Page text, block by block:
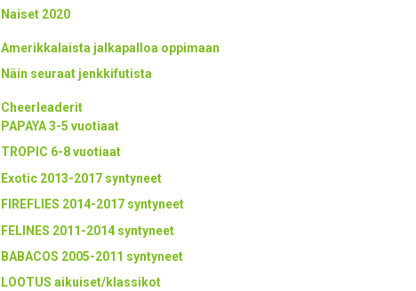
Naiset 2020
Amerikkalaista jalkapalloa oppimaan
Näin seuraat jenkkifutista
Cheerleaderit
PAPAYA 3-5 vuotiaat
TROPIC 6-8 vuotiaat
Exotic 2013-2017 syntyneet
FIREFLIES 2014-2017 syntyneet
FELINES 2011-2014 syntyneet
BABACOS 2005-2011 syntyneet
LOOTUS aikuiset/klassikot